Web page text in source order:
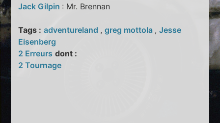
Jack Gilpin : Mr. Brennan
Tags : adventureland ,greg mottola ,Jesse
Eisenberg
2 Erreurs dont :
2 Tournage